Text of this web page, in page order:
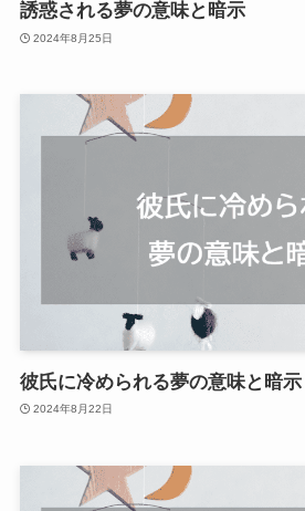
誘惑される夢の意味と暗示
2024年8月25日
彼氏に冷められる夢の意味と暗示
2024年8月22日